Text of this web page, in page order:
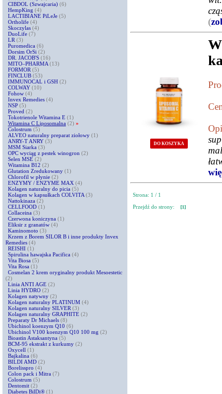
CIBDOL (Szwajcaria) (6)
HempKing (4)
LACTIBIANE PiLeJe (5)
Ortholife (4)
Skoczylas (4)
DuoLife (7)
LR (3)
Puromedica (6)
Dorsim OrSi (2)
DR. JACOB'S (16)
MITO–PHARMA (13)
FORMOR (5)
FINCLUB (53)
IMMUNOCAL i GSH (2)
COLWAY (10)
Fohow (4)
Invex Remedies (4)
NSP (5)
Proved (2)
Tokotrienole Witamina E (1)
Witamina C Liposomalna (2) »
Colostrum (5)
ALVEO naturalny preparat ziołowy (1)
ANRY-T ANRY (3)
MSM Siarka (3)
OPC wyciąg z pestek winogron (2)
Selen MSE (2)
Witamina B12 (2)
Glutation Zredukowany (1)
Chlorofil w płynie (2)
ENZYMY / ENZYME MAX (4)
Kolagen naturalny do picia (5)
Kolagen w kapsułkach COLVITA (3)
Nattokinaza (2)
CELLFOOD (1)
Collaceina (3)
Czerwona koniczyna (1)
Eliksir z granatów (4)
Kaminomoto (3)
Krzem z Borem SILOR B i inne produkty Invex
Remedies (4)
REISHI (1)
Spirulina hawajska Pacifica (4)
Vita Biosa (5)
Vita Rosa (1)
Cosmelan 2 krem oryginalny produkt Mesoestetic
(2)
Linia ANTI AGE (2)
Linia HYDRO (2)
Kolagen natywny (2)
Kolagen naturalny PLATINUM (4)
Kolagen naturalny SILVER (3)
Kolagen naturalny GRAPHITE (2)
Preparaty Dr Michaels (8)
Ubichinol koenzym Q10 (6)
Ubichinol V100 koenzym Q10 100 mg (2)
Bioastin Astaksantyna (5)
BCM-95 ekstrakt z kurkumy (2)
Oxycell (1)
Bajkalina (6)
BILDI AMD (2)
Borelisspro (4)
Colon pack i Mitra (7)
Colostrum (5)
Dentomit (2)
Diabetes BilDi® (1)
(
DO KOSZYKA
Strona: 1 / 1
Przejdź do strony:
[1]